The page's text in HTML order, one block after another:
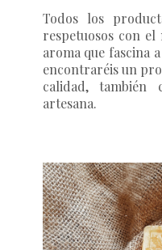
Todos los
respetuosos con
aroma que fascina
encontraréis un
calidad,
artesana.